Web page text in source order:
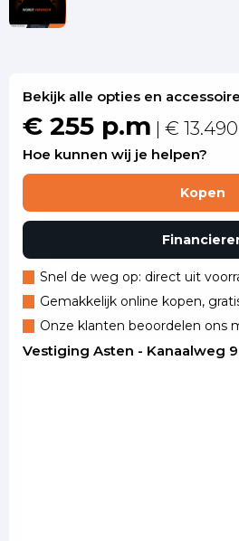
Bekijk alle opties en
€ 255 p.m | € 13.490
Hoe kunnen wij je helpen?
Kopen
Snel de weg op: direct uit
Gemakkelijk online kopen,
Onze klanten beoordelen ons
Vestiging Asten - Kanaalweg 9